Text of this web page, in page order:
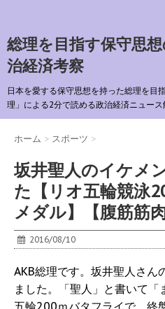
総理を目指す保守思
治経済考察
日本を愛する保守思想を持った総理を目
理」による2分で読める政治経済ニュース
ホーム > スポーツ >
坂井聖人のイケメ
た【リオ五輪競泳
メダル】【腹筋筋
2016/08/10
AKB総理です。坂井聖人さん
ました。「聖人」と書いて